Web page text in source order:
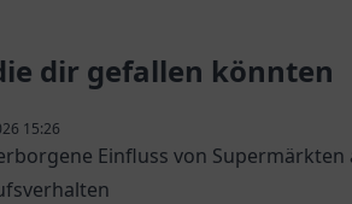
dir gefallen könnten
15:26
Einfluss von Supermärkten